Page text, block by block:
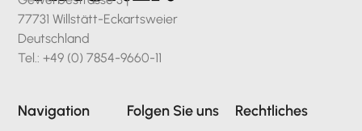
77731 Willstätt-Eckartsweier
Deutschland
Tel.: +49 (0) 7854-9660-11
Navigation Folgen Sie uns Rechtliches